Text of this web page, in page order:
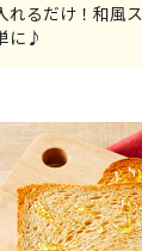
れるだけ！和風ス
に♪